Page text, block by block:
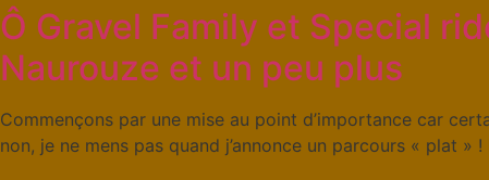
Ô Gravel Family et Special
Naurouze et un peu plus
Commençons par une mise au point d’importance car
non, je ne mens pas quand j’annonce un parcours « plat »